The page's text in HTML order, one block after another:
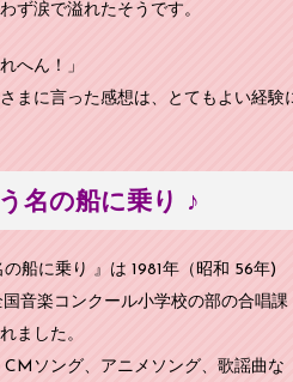
ず涙で溢れたそうです。
へん！」
まに言った感想は、とてもよい経
名の船に乗り ♪
の船に乗り 』は 1981年（昭和 56年)
音楽コンクール小学校の部の合唱課
ました。
ソング、アニメソング、歌謡曲な